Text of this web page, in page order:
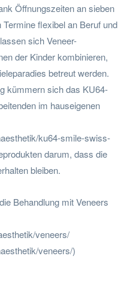
Öffnungszeiten an sieben
flexibel an Beruf und
sich Veneer-
der Kinder kombinieren,
betreut werden.
kümmern sich das KU64-
im hauseigenen
ku64-smile-swiss-
darum, dass die
bleiben.
Behandlung mit Veneers
veneers/
veneers/)